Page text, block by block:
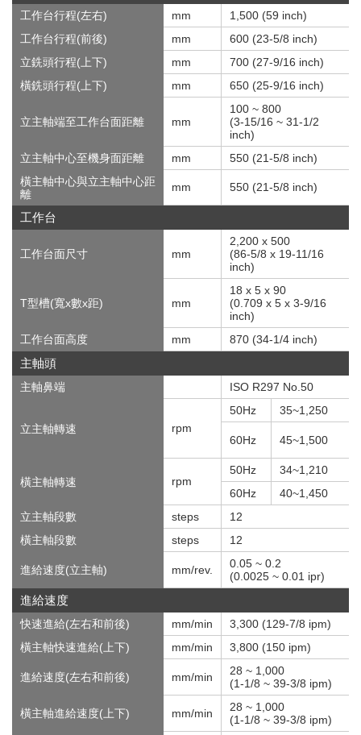
工作台行程(左右) mm 1,500 (59 inch)
工作台行程(前後)
mm 600 (23-5/8 inch)
立銑頭行程(上下)
mm 700 (27-9/16 inch)
橫銑頭行程(上下)
mm 650 (25-9/16 inch)
立主軸端至工作台面距離 mm
100 ~ 800
(3-15/16 ~ 31-1/2
inch)
立主軸中心至機身面距離 mm 550 (21-5/8 inch)
橫主軸中心與立主軸中心距
離
mm 550 (21-5/8 inch)
工作台
工作台面尺寸 mm
2,200 x 500
(86-5/8 x 19-11/16
inch)
T型槽(寬x數x距) mm
18 x 5 x 90
(0.709 x 5 x 3-9/16
inch)
工作台面高度
mm 870 (34-1/4 inch)
主軸頭
主軸鼻端 ISO R297 No.50
立主軸轉速 rpm
50Hz 35~1,250
60Hz 45~1,500
橫主軸轉速 rpm
50Hz 34~1,210
60Hz
40~1,450
立主軸段數
steps 12
橫主軸段數
steps 12
進給速度(立主軸) mm/rev.
0.05 ~ 0.2
(0.0025 ~ 0.01 ipr)
進給速度
快速進給(左右和前後) mm/min 3,300 (129-7/8 ipm)
橫主軸快速進給(上下)
mm/min 3,800 (150 ipm)
進給速度(左右和前後) mm/min
28 ~ 1,000
(1-1/8 ~ 39-3/8 ipm)
橫主軸進給速度(上下) mm/min
28 ~ 1,000
(1-1/8 ~ 39-3/8 ipm)